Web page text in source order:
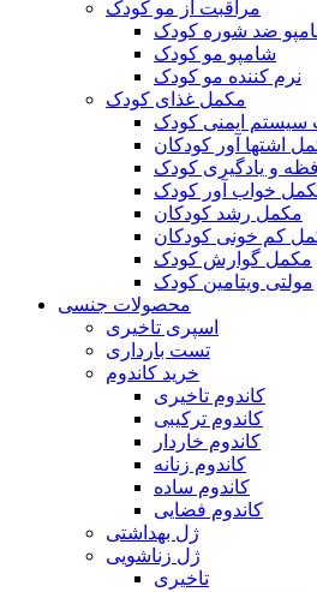
مراقبت از مو کودک
ضد شوره کودک
شامپو مو کودک
نرم کننده مو کودک
مکمل غذای کودک
سیستم ایمنی کودک
اشتها آور کودکان
و یادگیری کودک
خواب آور کودک
مکمل رشد کودکان
کم خونی کودکان
مکمل گوارش کودک
مولتی ویتامین کودک
محصولات جنسی
اسپری تاخیری
تست بارداری
خرید کاندوم
کاندوم تاخیری
کاندوم ترکیبی
کاندوم خاردار
کاندوم زنانه
کاندوم ساده
کاندوم فضایی
ژل بهداشتی
ژل زناشویی
تاخیری